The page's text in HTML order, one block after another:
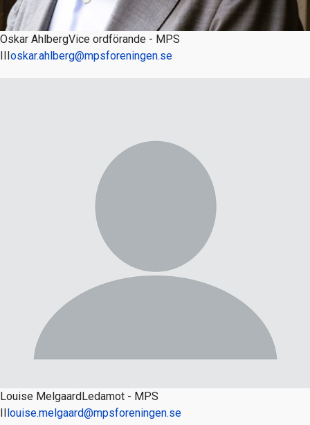
Oskar AhlbergVice ordförande - MPS
IIIoskar.ahlberg@mpsforeningen.se
Louise MelgaardLedamot - MPS
IIlouise.melgaard@mpsforeningen.se